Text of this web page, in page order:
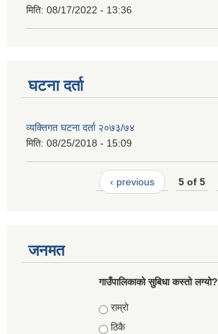
मिति: 08/17/2022 - 13:36
घटना दर्ता
व्यक्तिगत घटना दर्ता २०७३/७४
मिति: 08/25/2018 - 15:09
‹ previous 5 of 5
जनमत
गाउँपालिकाको सुबिधा कस्तो लग्यो?
Choices
राम्रो
ठिकै